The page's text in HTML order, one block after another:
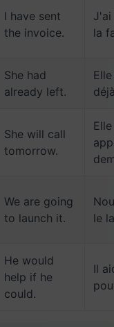
I have sent
the invoice.
J'ai
la
She had
already left.
She will call
tomorrow.
Elle
We are going
to launch it.
le
He would
help if he
could.
Il